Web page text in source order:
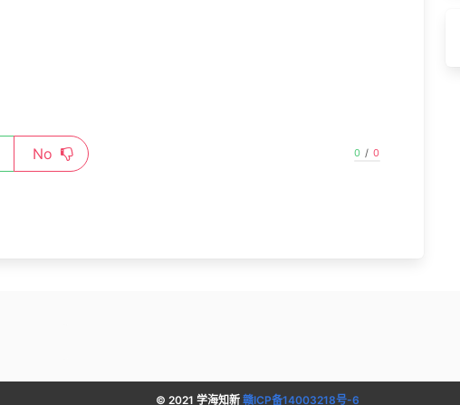
No 0 / 0
© 2021 学海知新 赣ICP备14003218号-6